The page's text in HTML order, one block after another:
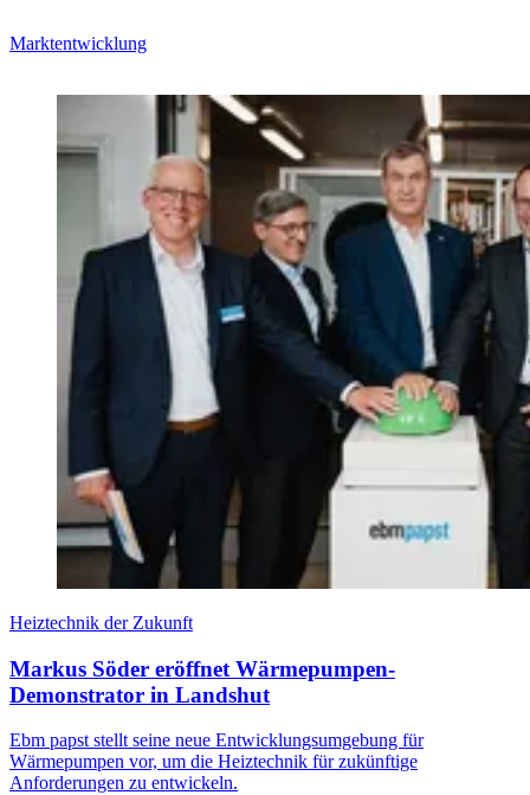
Marktentwicklung
Heiztechnik der Zukunft
Markus Söder eröffnet Wärmepumpen-
Demonstrator in Landshut
Ebm papst stellt seine neue Entwicklungsumgebung für
Wärmepumpen vor, um die Heiztechnik für zukünftige
Anforderungen zu entwickeln.